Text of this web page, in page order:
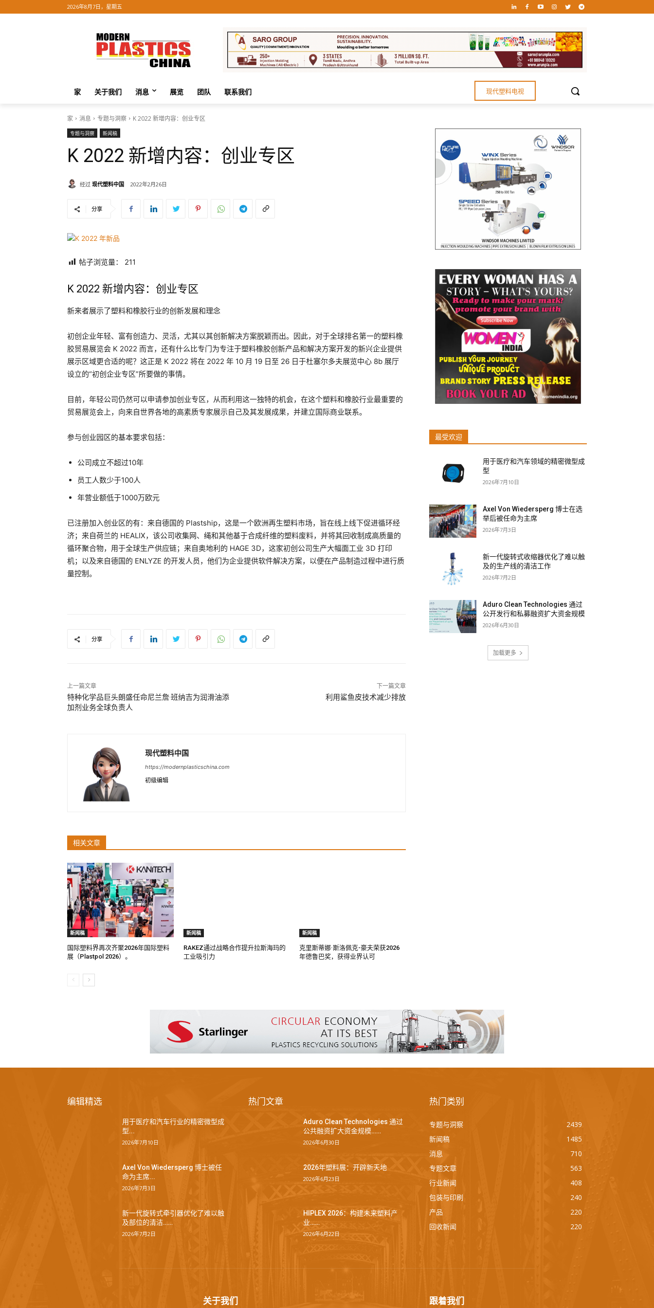
2026年8月7日，星期五
家 关于我们 消息 展览 团队 联系我们 现代塑料电视
家 消息 专题与洞察 K 2022 新增内容：创业专区
专题与洞察 新闻稿
K 2022 新增内容：创业专区
经过 现代塑料中国 2022年2月26日
分享
帖子浏览量： 211
K 2022 新增内容：创业专区
新来者展示了塑料和橡胶行业的创新发展和理念
初创企业年轻、富有创造力、灵活，尤其以其创新解决方案脱颖而出。因此，对于全球排名第一的塑料橡
胶贸易展览会 K 2022 而言，还有什么比专门为专注于塑料橡胶创新产品和解决方案开发的新兴企业提供
展示区域更合适的呢？这正是 K 2022 将在 2022 年 10 月 19 日至 26 日于杜塞尔多夫展览中心 8b 展厅
设立的“初创企业专区”所要做的事情。
目前，年轻公司仍然可以申请参加创业专区，从而利用这一独特的机会，在这个塑料和橡胶行业最重要的
贸易展览会上，向来自世界各地的高素质专家展示自己及其发展成果，并建立国际商业联系。
参与创业园区的基本要求包括：
公司成立不超过10年
员工人数少于100人
年营业额低于1000万欧元
已注册加入创业区的有：来自德国的 Plastship，这是一个欧洲再生塑料市场，旨在线上线下促进循环经
济；来自荷兰的 HEALIX，该公司收集网、绳和其他基于合成纤维的塑料废料，并将其回收制成高质量的
循环聚合物，用于全球生产供应链；来自奥地利的 HAGE 3D，这家初创公司生产大幅面工业 3D 打印
机；以及来自德国的 ENLYZE 的开发人员，他们为企业提供软件解决方案，以便在产品制造过程中进行质
量控制。
分享
上一篇文章
特种化学品巨头朗盛任命尼兰詹·班纳吉为润滑油添
加剂业务全球负责人
下一篇文章
利用鲨鱼皮技术减少排放
现代塑料中国
https://modernplasticschina.com
初级编辑
相关文章
新闻稿
国际塑料界再次齐聚2026年国际塑料
展（Plastpol 2026）。
新闻稿
RAKEZ通过战略合作提升拉斯海玛的
工业吸引力
新闻稿
克里斯蒂娜·斯洛佩克-豪夫荣获2026
年德鲁巴奖，获得业界认可
最受欢迎
用于医疗和汽车领域的精密微型成
型
2026年7月10日
Axel Von Wiedersperg 博士在选
举后被任命为主席
2026年7月3日
新一代旋转式收缩器优化了难以触
及的生产线的清洁工作
2026年7月2日
Aduro Clean Technologies 通过
公开发行和私募融资扩大资金规模
2026年6月30日
加载更多
编辑精选
用于医疗和汽车行业的精密微型成
型...
2026年7月10日
Axel Von Wiedersperg 博士被任
命为主席...
2026年7月3日
新一代旋转式牵引器优化了难以触
及部位的清洁……
2026年7月2日
热门文章
Aduro Clean Technologies 通过
公共融资扩大资金规模……
2026年6月30日
2026年塑料展：开辟新天地
2026年6月23日
HIPLEX 2026：构建未来塑料产
业……
2026年6月22日
热门类别
专题与洞察
2439
新闻稿
1485
消息
710
专题文章
563
行业新闻
408
包装与印刷
240
产品
220
回收新闻
220
关于我们 跟着我们